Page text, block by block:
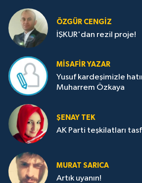
ÖZGÜR CENGIZ
İŞKUR'dan rezil proje!
MISAFIR YAZAR
Yusuf kardeşimizle
Muharrem Özkaya
ŞENAY TEK
AK Parti teşkilatları
MURAT SARICA
Artık uyanın!